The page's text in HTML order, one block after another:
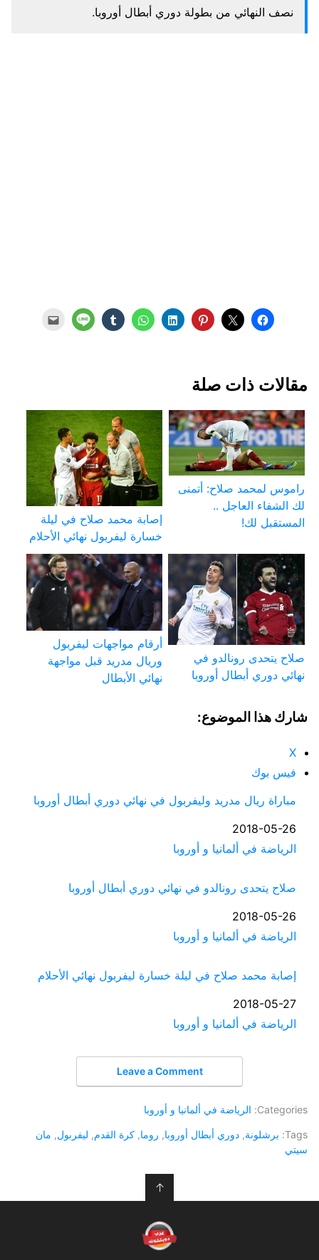
نصف النهائي من بطولة دوري أبطال أوروبا.
مقالات ذات صلة
راموس لمحمد صلاح: أتمنى
لك الشفاء العاجل ..
المستقبل لك!
إصابة محمد صلاح في ليلة
خسارة ليفربول نهائي الأحلام
صلاح يتحدى رونالدو في
نهائي دوري أبطال أوروبا
أرقام مواجهات ليفربول
وريال مدريد قبل مواجهة
نهائي الأبطال
شارك هذا الموضوع:
X
فيس بوك
مباراة ريال مدريد وليفربول في نهائي دوري أبطال أوروبا
التاريخ
2018-05-26
في ما يتعلق بما يأتي
الرياضة في ألمانيا و أوروبا
صلاح يتحدى رونالدو في نهائي دوري أبطال أوروبا
التاريخ
2018-05-26
في ما يتعلق بما يأتي
الرياضة في ألمانيا و أوروبا
إصابة محمد صلاح في ليلة خسارة ليفربول نهائي الأحلام
التاريخ
2018-05-27
في ما يتعلق بما يأتي
الرياضة في ألمانيا و أوروبا
Leave a Comment
Categories: الرياضة في ألمانيا و أوروبا
Tags: برشلونة, دوري أبطال أوروبا, روما, كرة القدم, ليفربول, مان
سيتي
↑